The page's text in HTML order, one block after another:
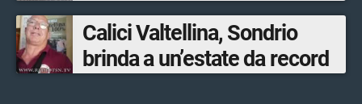
ventinovenne
Calici Valtellina, Sondrio
brinda a un’estate da record